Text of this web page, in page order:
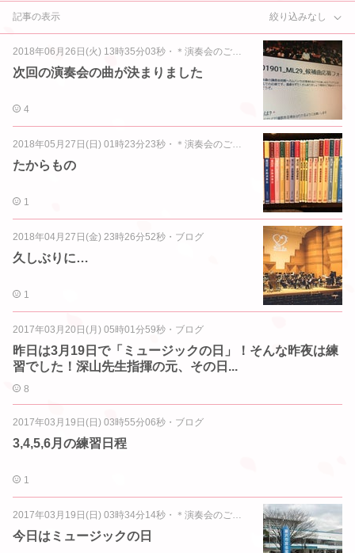
記事の表示 絞り込みなし
2018年06月26日(火) 13時35分03秒 ・ ＊演奏会のご案内＊
次回の演奏会の曲が決まりました
4
2018年05月27日(日) 01時23分23秒 ・ ＊演奏会のご案内＊
たからもの
1
2018年04月27日(金) 23時26分52秒 ・ ブログ
久しぶりに…
1
2017年03月20日(月) 05時01分59秒 ・ ブログ
昨日は3月19日で「ミュージックの日」！そんな昨夜は練
習でした！深山先生指揮の元、その日...
8
2017年03月19日(日) 03時55分06秒 ・ ブログ
3,4,5,6月の練習日程
1
2017年03月19日(日) 03時34分14秒 ・ ＊演奏会のご案内＊
今日はミュージックの日